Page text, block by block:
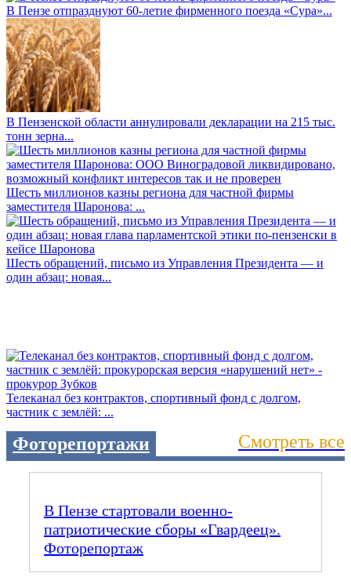
В Пензе отпразднуют 60-летие фирменного поезда «Сура»...
В Пензенской области аннулировали декларации на 215 тыс.
тонн зерна...
Шесть миллионов казны региона для частной фирмы
заместителя Шаронова: ...
Шесть обращений, письмо из Управления Президента — и
один абзац: новая...
Телеканал без контрактов, спортивный фонд с долгом,
частник с землёй: ...
Фоторепортажи Смотреть все
В Пензе стартовали военно-
патриотические сборы «Гвардеец».
Фоторепортаж